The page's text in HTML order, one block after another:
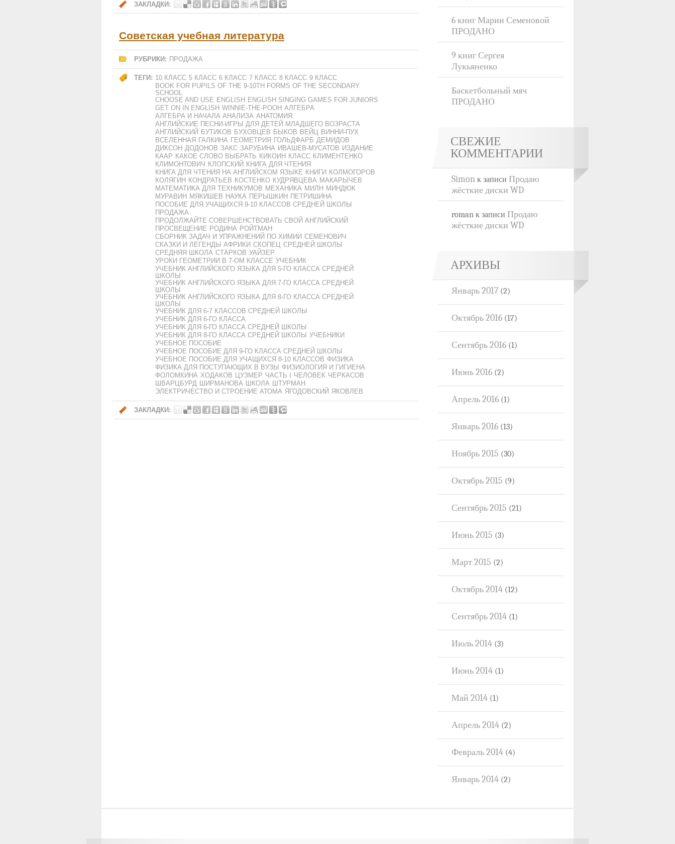
ЗАКЛАДКИ:
Советская учебная литература
РУБРИКИ: ПРОДАЖА
ТЕГИ: 10 КЛАСС 5 КЛАСС 6 КЛАСС 7 КЛАСС 8 КЛАСС 9 КЛАСС
BOOK FOR PUPILS OF THE 9-10TH FORMS OF THE SECONDARY
SCHOOL
CHOOSE AND USE ENGLISH ENGLISH SINGING GAMES FOR JUNIORS
GET ON IN ENGLISH WINNIE-THE-POOH АЛГЕБРА
АЛГЕБРА И НАЧАЛА АНАЛИЗА АНАТОМИЯ
АНГЛИЙСКИЕ ПЕСНИ-ИГРЫ ДЛЯ ДЕТЕЙ МЛАДШЕГО ВОЗРАСТА
АНГЛИЙСКИЙ БУТИКОВ БУХОВЦЕВ БЫКОВ ВЕЙЦ ВИННИ-ПУХ
ВСЕЛЕННАЯ ГАЛКИНА ГЕОМЕТРИЯ ГОЛЬДФАРБ ДЕМИДОВ
ДИКСОН ДОДОНОВ ЗАКС ЗАРУБИНА ИВАШЕВ-МУСАТОВ ИЗДАНИЕ
КААР КАКОЕ СЛОВО ВЫБРАТЬ КИКОИН КЛАСС КЛИМЕНТЕНКО
КЛИМОНТОВИЧ КЛОПСКИЙ КНИГА ДЛЯ ЧТЕНИЯ
КНИГА ДЛЯ ЧТЕНИЯ НА АНГЛИЙСКОМ ЯЗЫКЕ КНИГИ КОЛМОГОРОВ
КОЛЯГИН КОНДРАТЬЕВ КОСТЕНКО КУДРЯВЦЕВА МАКАРЫЧЕВ
МАТЕМАТИКА ДЛЯ ТЕХНИКУМОВ МЕХАНИКА МИЛН МИНДЮК
МУРАВИН МЯКИШЕВ НАУКА ПЕРЫШКИН ПЕТРИШИНА
ПОСОБИЕ ДЛЯ УЧАЩИХСЯ 9-10 КЛАССОВ СРЕДНЕЙ ШКОЛЫ
ПРОДАЖА
ПРОДОЛЖАЙТЕ СОВЕРШЕНСТВОВАТЬ СВОЙ АНГЛИЙСКИЙ
ПРОСВЕЩЕНИЕ РОДИНА РОЙТМАН
СБОРНИК ЗАДАЧ И УПРАЖНЕНИЙ ПО ХИМИИ СЕМЕНОВИЧ
СКАЗКИ И ЛЕГЕНДЫ АФРИКИ СКОПЕЦ СРЕДНЕЙ ШКОЛЫ
СРЕДНЯЯ ШКОЛА СТАРКОВ УАЙЗЕР
УРОКИ ГЕОМЕТРИИ В 7-ОМ КЛАССЕ УЧЕБНИК
УЧЕБНИК АНГЛИЙСКОГО ЯЗЫКА ДЛЯ 5-ГО КЛАССА СРЕДНЕЙ
ШКОЛЫ
УЧЕБНИК АНГЛИЙСКОГО ЯЗЫКА ДЛЯ 7-ГО КЛАССА СРЕДНЕЙ
ШКОЛЫ
УЧЕБНИК АНГЛИЙСКОГО ЯЗЫКА ДЛЯ 8-ГО КЛАССА СРЕДНЕЙ
ШКОЛЫ
УЧЕБНИК ДЛЯ 6-7 КЛАССОВ СРЕДНЕЙ ШКОЛЫ
УЧЕБНИК ДЛЯ 6-ГО КЛАССА
УЧЕБНИК ДЛЯ 6-ГО КЛАССА СРЕДНЕЙ ШКОЛЫ
УЧЕБНИК ДЛЯ 8-ГО КЛАССА СРЕДНЕЙ ШКОЛЫ УЧЕБНИКИ
УЧЕБНОЕ ПОСОБИЕ
УЧЕБНОЕ ПОСОБИЕ ДЛЯ 9-ГО КЛАССА СРЕДНЕЙ ШКОЛЫ
УЧЕБНОЕ ПОСОБИЕ ДЛЯ УЧАЩИХСЯ 8-10 КЛАССОВ ФИЗИКА
ФИЗИКА ДЛЯ ПОСТУПАЮЩИХ В ВУЗЫ
ФИЗИОЛОГИЯ И ГИГИЕНА
ФОЛОМКИНА ХОДАКОВ ЦУЗМЕР ЧАСТЬ I ЧЕЛОВЕК ЧЕРКАСОВ
ШВАРЦБУРД ШИРМАНОВА ШКОЛА ШТУРМАН
ЭЛЕКТРИЧЕСТВО И СТРОЕНИЕ АТОМА ЯГОДОВСКИЙ ЯКОВЛЕВ
ЗАКЛАДКИ:
6 книг Марии Семеновой
ПРОДАНО
9 книг Сергея
Лукьяненко
Баскетбольный мяч
ПРОДАНО
СВЕЖИЕ
КОММЕНТАРИИ
Simon к записи Продаю
жёсткие диски WD
roman к записи Продаю
жёсткие диски WD
АРХИВЫ
Январь 2017 (2)
Октябрь 2016 (17)
Сентябрь 2016 (1)
Июнь 2016 (2)
Апрель 2016 (1)
Январь 2016 (13)
Ноябрь 2015 (30)
Октябрь 2015 (9)
Сентябрь 2015 (21)
Июнь 2015 (3)
Март 2015 (2)
Октябрь 2014 (12)
Сентябрь 2014 (1)
Июль 2014 (3)
Июнь 2014 (1)
Май 2014 (1)
Апрель 2014 (2)
Февраль 2014 (4)
Январь 2014 (2)